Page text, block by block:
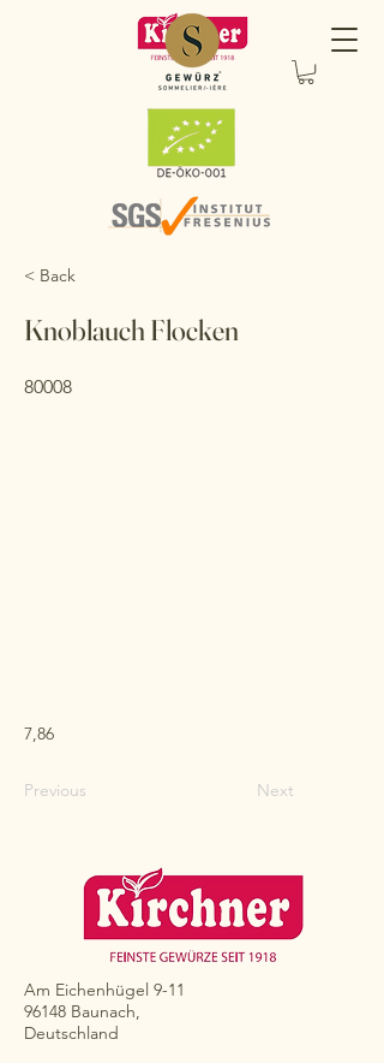
< Back
Knoblauch Flocken
80008
7,86
Previous Next
Am Eichenhügel 9-11
96148 Baunach,
Deutschland